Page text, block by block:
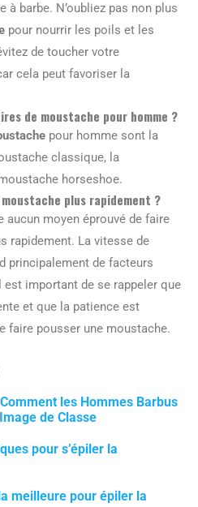
à barbe. N’oubliez pas non plus
pour nourrir les poils et les
de toucher votre
cela peut favoriser la
de moustache pour homme ?
pour homme sont la
classique, la
horseshoe.
plus rapidement ?
aucun moyen éprouvé de faire
rapidement. La vitesse de
principalement de facteurs
important de se rappeler que
et que la patience est
faire pousser une moustache.
les Hommes Barbus
de Classe
pour s’épiler la
meilleure pour épiler la